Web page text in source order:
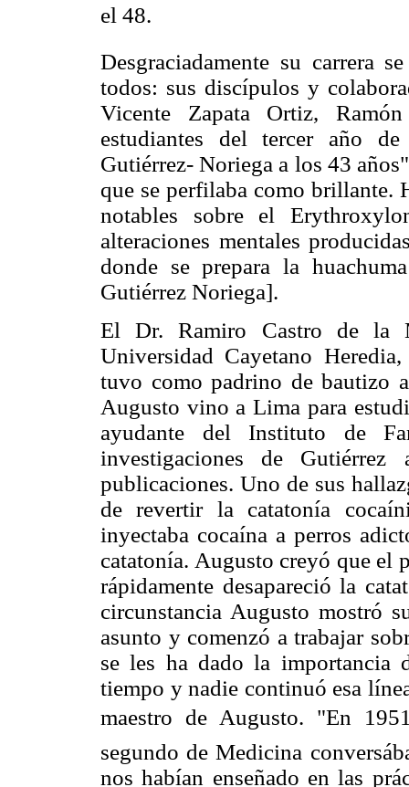
el 48.
Desgraciadamente su carrera
todos: sus discípulos y
Vicente Zapata Ortiz,
estudiantes del tercer año
Gutiérrez- Noriega a los 43
que se perfilaba como brillante.
notables sobre el
alteraciones mentales
donde se prepara la
Gutiérrez Noriega].
El Dr. Ramiro Castro de la
Universidad Cayetano
tuvo como padrino de bautizo
Augusto vino a Lima para
ayudante del Instituto de
investigaciones de
publicaciones. Uno de sus
de revertir la catatonía
inyectaba cocaína a perros
catatonía. Augusto creyó que el
rápidamente desapareció la
circunstancia Augusto mostró
asunto y comenzó a trabajar
se les ha dado la importancia
tiempo y nadie continuó esa
maestro de Augusto. "En
segundo de Medicina
nos habían enseñado en las